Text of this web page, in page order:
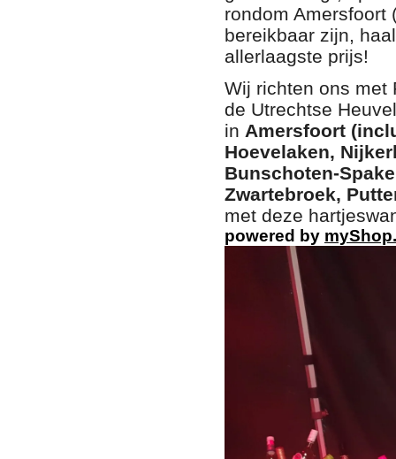
rondom Amersfoort
bereikbaar zijn,
allerlaagste prijs!
Wij richten ons met
de Utrechtse
in Amersfoort
Hoevelaken,
Bunschoten-
Zwartebroek,
met deze
powered by